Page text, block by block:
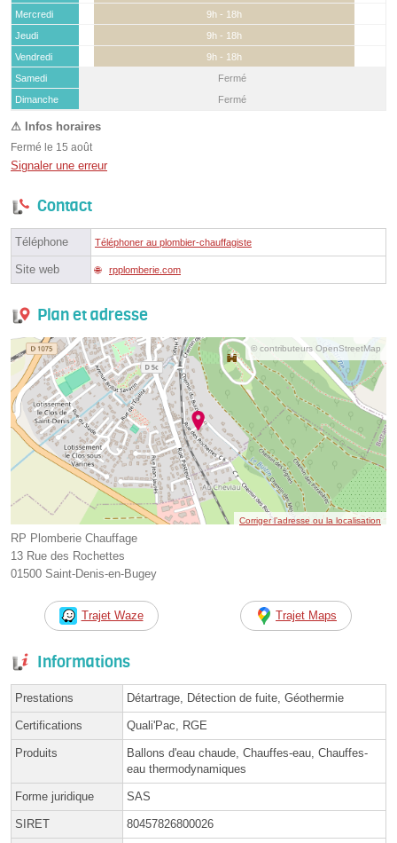
Mercredi
9h - 18h
Jeudi
9h - 18h
Vendredi
9h - 18h
Samedi
(15 août)
Fermé
Dimanche
Fermé
Fermé le 15 août
Signaler une erreur
Contact
Téléphone Téléphoner au plombier-chauffagiste
Site web rpplomberie.com
Plan et adresse
© contributeurs OpenStreetMap
Corriger l’adresse ou la localisation
RP Plomberie Chauffage
13 Rue des Rochettes
01500 Saint-Denis-en-Bugey
Trajet Waze Trajet Maps
Informations
Prestations Détartrage, Détection de fuite, Géothermie
Certifications Quali'Pac, RGE
Produits
Ballons d'eau chaude, Chauffes-eau, Chauffes-
eau thermodynamiques
Forme juridique SAS
SIRET 80457826800026